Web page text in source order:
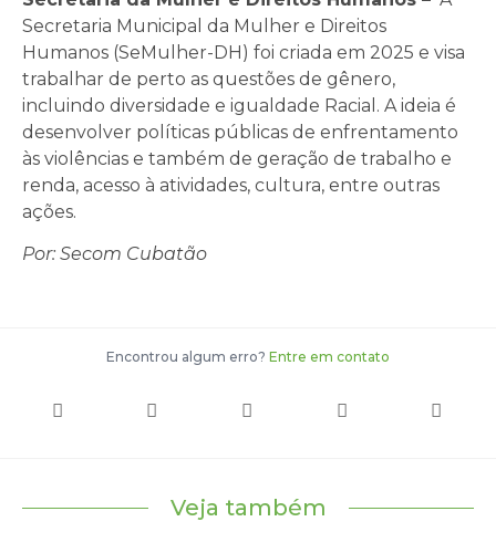
Secretaria Municipal da Mulher e Direitos
Humanos (SeMulher-DH) foi criada em 2025 e visa
trabalhar de perto as questões de gênero,
incluindo diversidade e igualdade Racial. A ideia é
desenvolver políticas públicas de enfrentamento
às violências e também de geração de trabalho e
renda, acesso à atividades, cultura, entre outras
ações.
Por: Secom Cubatão
Encontrou algum erro? Entre em contato
Veja também